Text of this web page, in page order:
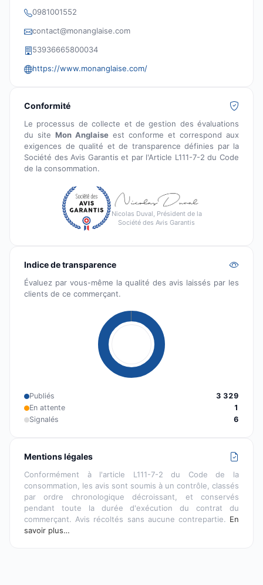
0981001552
contact@monanglaise.com
53936665800034
https://www.monanglaise.com/
Conformité
Le processus de collecte et de gestion des évaluations
du site Mon Anglaise est conforme et correspond aux
exigences de qualité et de transparence définies par la
Société des Avis Garantis et par l'Article L111-7-2 du Code
de la consommation.
Nicolas Duval, Président de la
Société des Avis Garantis
Indice de transparence
Évaluez par vous-même la qualité des avis laissés par les
clients de ce commerçant.
Publiés
3 329
En attente
1
Signalés
6
Mentions légales
Conformément à l'article L111-7-2 du Code de la
consommation, les avis sont soumis à un contrôle, classés
par ordre chronologique décroissant, et conservés
pendant toute la durée d'exécution du contrat du
commerçant. Avis récoltés sans aucune contrepartie. En
savoir plus…